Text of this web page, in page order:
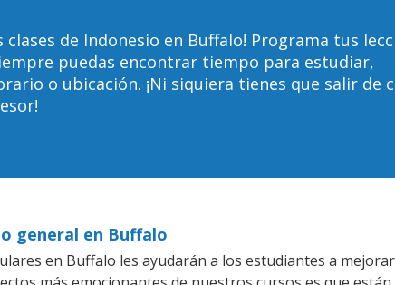
de Indonesio en Buffalo! Programa tus
puedas encontrar tiempo para estudiar,
o ubicación. ¡Ni siquiera tienes que salir de
general en Buffalo
en Buffalo les ayudarán a los estudiantes a